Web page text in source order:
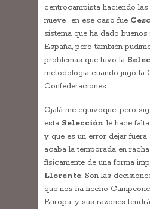
centrocampista haciendo
nueve -en ese caso fue
sistema que ha dado
España, pero también
problemas que tuvo la
metodología cuando jugó la
Confederaciones.
Ojalá me equivoque, pero
esta Selecciónle hace
y que es un error dejar fuera
acaba la temporada en
físicamente de una forma
Llorente. Son las
que nos ha hecho
Europa, y sus razones